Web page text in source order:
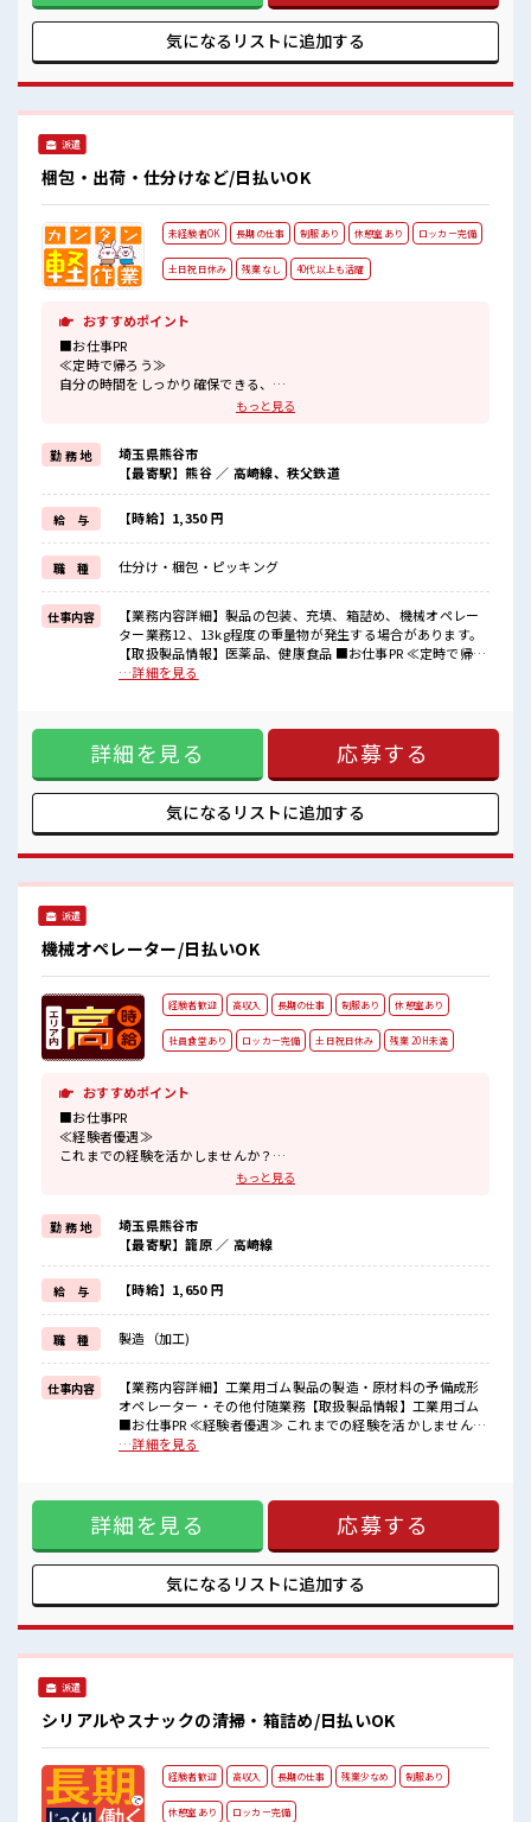
チからスキルUP・ステップUP目指していきましょう！ ■職
場の雰囲気 女性も活躍しやすい雰囲気の職場です！ 髪型にこ
だわりのあるアナタは必見！ 髪型自由な職場！ しっかり休め
り！
気になるリストに追加する
派遣
梱包・出荷・仕分けなど/日払いOK
未経験者OK 長期の仕事 制服あり 休憩室あり ロッカー完備
土日祝日休み 残業なし 40代以上も活躍
おすすめポイント
■お仕事PR
≪定時で帰ろう≫
自分の時間をしっかり確保できる、
週末は家族や友人と一緒にプライベート満喫！
制服があると毎日の服選びに悩まずOK♪
≪未経験でも活躍できる≫
新しいことにチャレンジするのは不安だけど、
しっかり働く環境が整っています！
イチからスキルUP・ステップUP目指していきましょう！
≪収入アップを目指せる≫
高時給だらけの派遣のお仕事です！
■職場の雰囲気
休憩時間にゆっくりできるスペース完備！
持ち物が多いあなたにもぴったり☆
ロッカー付き職場♪
もっと見る
勤 務 地
埼玉県熊谷市
【最寄駅】熊谷 ／ 高崎線、秩父鉄道
給 与 【時給】1,350 円
職 種 仕分け・梱包・ピッキング
仕事内容
【業務内容詳細】製品の包装、充填、箱詰め、機械オペレー
ター業務12、13kg程度の重量物が発生する場合があります。
【取扱製品情報】医薬品、健康食品 ■お仕事PR ≪定時で帰ろ
う≫ 自分の時間をしっかり確保できる、 残業基本ナシのお仕
も活躍できる≫ 新しいことにチャレンジするのは不安だけ
ど、 しっかり働く環境が整っています！ イチからスキルUP・
ステップUP目指していきましょう！ ≪収入アップを目指せる
≫ 高時給だらけの派遣のお仕事です！ ■職場の雰囲気 休憩時
間にゆっくりできるスペース完備！ 持ち物が多いあなたにも
ぴったり☆ ロッカー付き職場♪ 残業は基本ないので定時でサ
…詳細を見る
詳細を見る 応募する
気になるリストに追加する
派遣
機械オペレーター/日払いOK
経験者歓迎 高収入 長期の仕事 制服あり 休憩室あり
社員食堂あり ロッカー完備 土日祝日休み 残業 20H未満
おすすめポイント
■お仕事PR
≪経験者優遇≫
これまでの経験を活かしませんか？
≪適度な残業でお給料UP≫
残業は月20時間未満で、
ほどよく稼げます♪
≪週休2日制≫
週末は家族や友人と一緒にプライベート満喫！
≪機能的な制服アリ≫
制服があるので、
毎日の服装の悩み解消♪
≪自分に向いている仕事が探せる≫
困った事などがあれば、
担当がしっかりサポートします！
■職場の雰囲気
持ち物が多いあなたにもぴったり☆
ロッカー付き職場♪
程よく残業あり！
高収入もバッチリ目指せますよ！
もっと見る
勤 務 地
埼玉県熊谷市
【最寄駅】籠原 ／ 高崎線
給 与 【時給】1,650 円
職 種 製造（加工)
仕事内容
【業務内容詳細】工業用ゴム製品の製造・原材料の予備成形
オペレーター・その他付随業務【取扱製品情報】工業用ゴム
■お仕事PR ≪経験者優遇≫ これまでの経験を活かしません
か？ ブランクがあっても大丈夫♪ 経験はちょっとだけ…とい
一緒にプライベート満喫！ ≪機能的な制服アリ≫ 制服がある
ので、 毎日の服装の悩み解消♪ ≪自分に向いている仕事が探
せる≫ 困った事などがあれば、 担当がしっかりサポートしま
す！ ■職場の雰囲気 休憩室で楽しくおしゃべり！ ストレス解
消☆ 持ち物が多いあなたにもぴったり☆ ロッカー付き職場♪
程よく残業あり！ 高収入もバッチリ目指せますよ！
…詳細を見る
詳細を見る 応募する
気になるリストに追加する
派遣
シリアルやスナックの清掃・箱詰め/日払いOK
経験者歓迎 高収入 長期の仕事 残業少なめ 制服あり
休憩室あり ロッカー完備